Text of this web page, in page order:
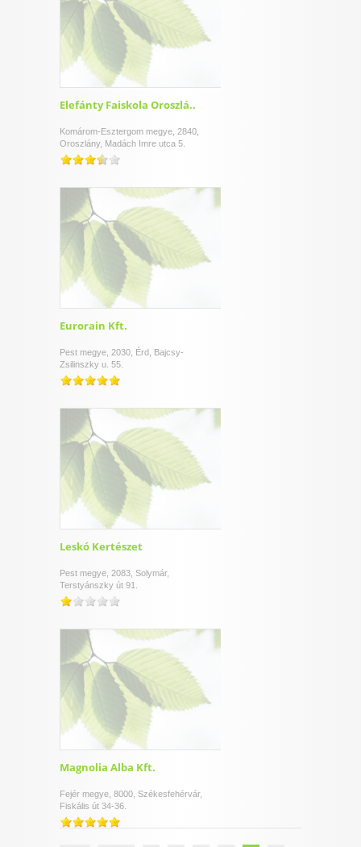
Elefánty Faiskola Oroszlá..
Komárom-Esztergom megye, 2840,
Oroszlány, Madách Imre utca 5.
Eurorain Kft.
Pest megye, 2030, Érd, Bajcsy-
Zsilinszky u. 55.
Leskó Kertészet
Pest megye, 2083, Solymár,
Terstyánszky út 91.
Magnolia Alba Kft.
Fejér megye, 8000, Székesfehérvár,
Fiskális út 34-36.